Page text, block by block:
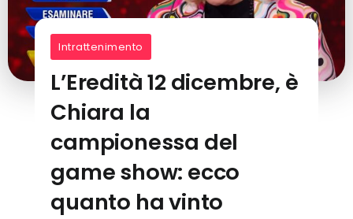
Intrattenimento
L’Eredità 12 dicembre, è
Chiara la
campionessa del
game show: ecco
quanto ha vinto